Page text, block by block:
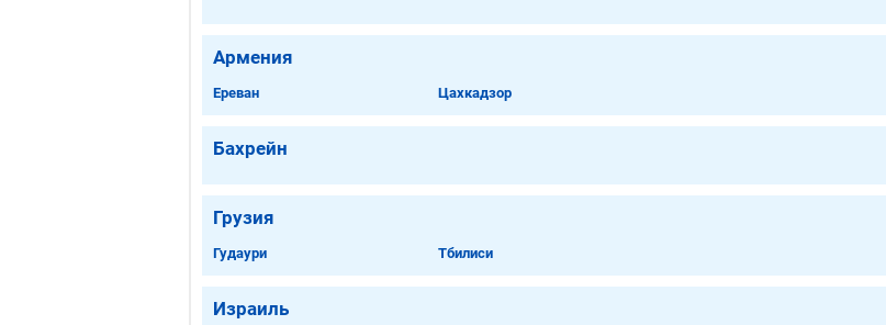
Армения
Ереван Цахкадзор
Бахрейн
Грузия
Гудаури Тбилиси
Израиль